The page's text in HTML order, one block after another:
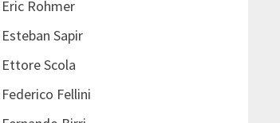
Eric Rohmer
Esteban Sapir
Ettore Scola
Federico Fellini